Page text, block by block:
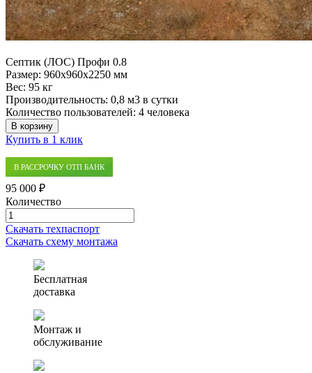
Септик (ЛОС) Профи 0.8
Размер: 960x960x2250 мм
Вес: 95 кг
Производительность: 0,8 м3 в сутки
Количество пользователей: 4 человека
В корзину
Купить в 1 клик
В РАССРОЧКУ ОТП БАНК
95 000 ₽
Количество
Количество
товара
Септик
Профи
Скачать техпаспорт
Скачать схему монтажа
Бесплатная
доставка
Монтаж и
обслуживание